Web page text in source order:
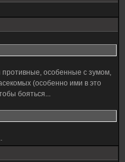
противные, особенные с зумом,
(особенно ими в это
бояться...